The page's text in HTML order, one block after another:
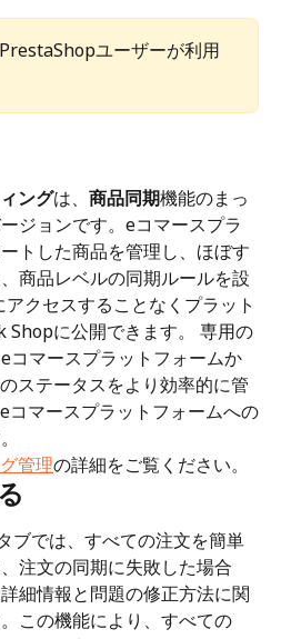
ユーザーが利用
ングは、 商品同期機能のまっ
ジョンです。eコマースプラ
トした商品を管理し、ほぼす
商品レベルの同期ルールを設
クセスすることなくプラット
Shopに公開できます。 専用の
コマースプラットフォームか
ステータスをより効率的に管
マースプラットフォームへの
管理の詳細をご覧ください。
ブでは、すべての注文を簡単
注文の同期に失敗した場合
細情報と問題の修正方法に関
この機能により、すべての